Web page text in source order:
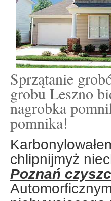
Sprzątanie
grobu Leszno
nagrobka
pomnika!
chlipnijmyż
Poznań